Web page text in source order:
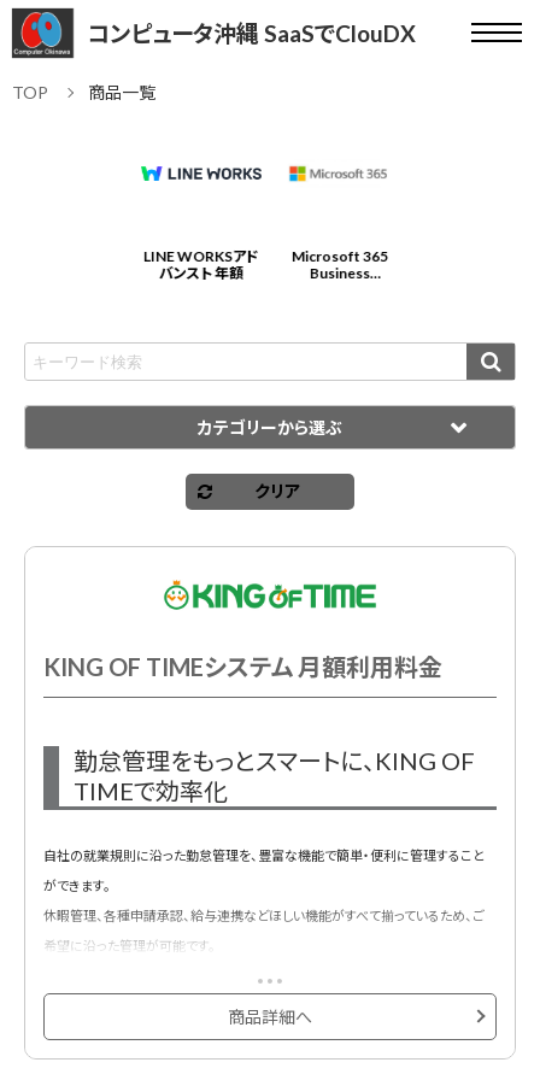
コンピュータ沖縄 SaaSでClouDX
TOP 商品一覧
LINE WORKSアド
バンスト 年額
Microsoft 365
Business
カテゴリーから選ぶ
クリア
KING OF TIMEシステム 月額利用料金
勤怠管理をもっとスマートに、KING OF
TIMEで効率化
自社の就業規則に沿った勤怠管理を、豊富な機能で簡単・便利に管理すること
ができます。
休暇管理、各種申請承認、給与連携などほしい機能がすべて揃っているため、ご
希望に沿った管理が可能です。
また、法改正やユーザー様の声を反映して長年バージョンアップを重ねてきまし
た。紙のタイムカードやExcelでの勤怠管理など、独自の勤怠ルールを持つお客
様でもスムーズにご利用いただけます。
商品詳細へ